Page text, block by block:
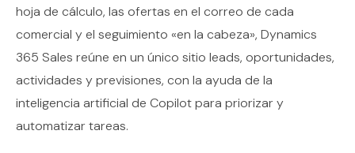
hoja de cálculo, las ofertas en el correo de cada
comercial y el seguimiento «en la cabeza», Dynamics
365 Sales reúne en un único sitio leads, oportunidades,
actividades y previsiones, con la ayuda de la
inteligencia artificial de Copilot para priorizar y
automatizar tareas.